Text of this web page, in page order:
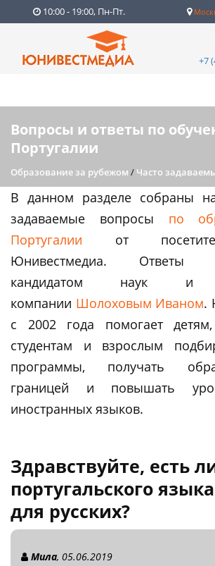
10:00 - 19:00, Пн-Пт.
+7
Вопросы и ответы по
Португалии
Образование за рубежом / Часто
В данном разделе собраны
задаваемые вопросы по
Португалии от
Юнивестмедиа. Ответы
кандидатом наук и
компании Шолоховым Иваном.
с 2002 года помогает
студентам и взрослым
программы, получать
границей и повышать
иностранных языков.
Здравствуйте, есть
португальского
для русских?
Мила, 05.06.2019